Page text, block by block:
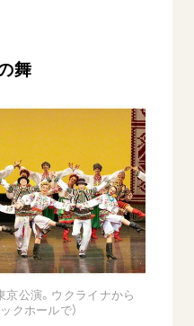
を促進
』要旨
舞
公演。ウクライナから
クホールで）